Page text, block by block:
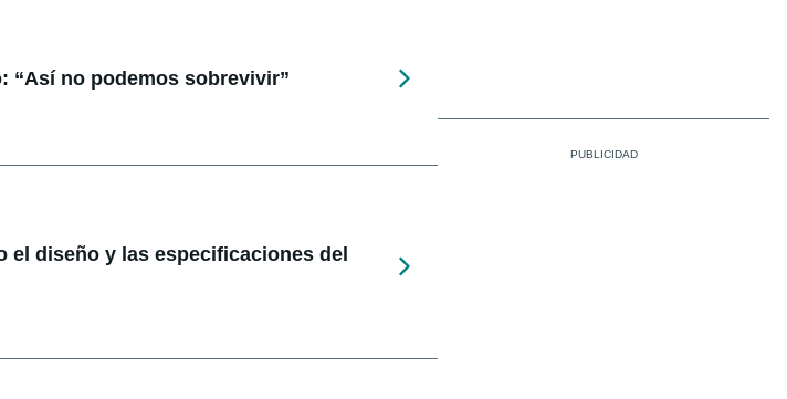
“Así no podemos sobrevivir”
el diseño y las especificaciones del